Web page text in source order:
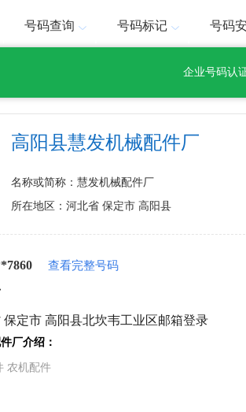
号码查询 号码标记 号码
企业号码认
高阳县慧发机械配件厂
名称或简称：慧发机械配件厂
所在地区：河北省 保定市 高阳县
查看完整号码
保定市 高阳县北坎韦工业区邮箱登录
厂介绍：
农机配件